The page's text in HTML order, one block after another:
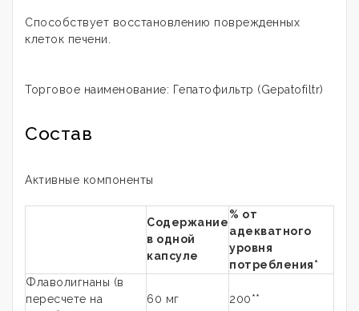
Способствует восстановлению поврежденных
клеток печени.
Торговое наименование: Гепатофильтр (Gepatofiltr)
Состав
Активные компоненты
Содержание
в одной
капсуле
% от
адекватного
уровня
потребления*
Флаволигнаны (в
пересчете на
60 мг 200**